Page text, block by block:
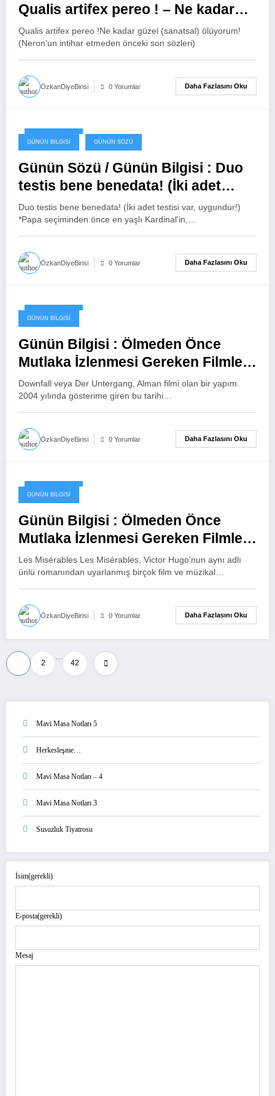
Qualis artifex pereo ! – Ne kadar
güzel (sanatsal) ölüyorum!
(Neron’un intihar etmeden önceki
son sözleri)
Qualis artifex pereo !Ne kadar güzel (sanatsal) ölüyorum!
(Neron'un intihar etmeden önceki son sözleri)
ÖzkanDiyeBirisi 0 Yorumlar Daha Fazlasını Oku
26 Ocak 2024
GÜNÜN BILGISI GÜNÜN SÖZÜ
Günün Sözü / Günün Bilgisi : Duo
testis bene benedata! (İki adet
testisi var, uygundur!)
Duo testis bene benedata! (İki adet testisi var, uygundur!)
*Papa seçiminden önce en yaşlı Kardinal'in,…
ÖzkanDiyeBirisi 0 Yorumlar Daha Fazlasını Oku
20 Ocak 2024
GÜNÜN BILGISI
Günün Bilgisi : Ölmeden Önce
Mutlaka İzlenmesi Gereken Filmler
– 11
Downfall veya Der Untergang, Alman filmi olan bir yapım.
2004 yılında gösterime giren bu tarihi…
ÖzkanDiyeBirisi 0 Yorumlar Daha Fazlasını Oku
19 Ocak 2024
GÜNÜN BILGISI
Günün Bilgisi : Ölmeden Önce
Mutlaka İzlenmesi Gereken Filmler
– 10
Les Misérables Les Misérables, Victor Hugo'nun aynı adlı
ünlü romanından uyarlanmış birçok film ve müzikal…
ÖzkanDiyeBirisi 0 Yorumlar Daha Fazlasını Oku
Yazı
sayfalaması
2 42
Mavi Masa Notları 5
Herkesleşme…
Mavi Masa Notları – 4
Mavi Masa Notları 3
Susuzluk Tiyatrosu
İsim(gerekli)
E-posta(gerekli)
Mesaj